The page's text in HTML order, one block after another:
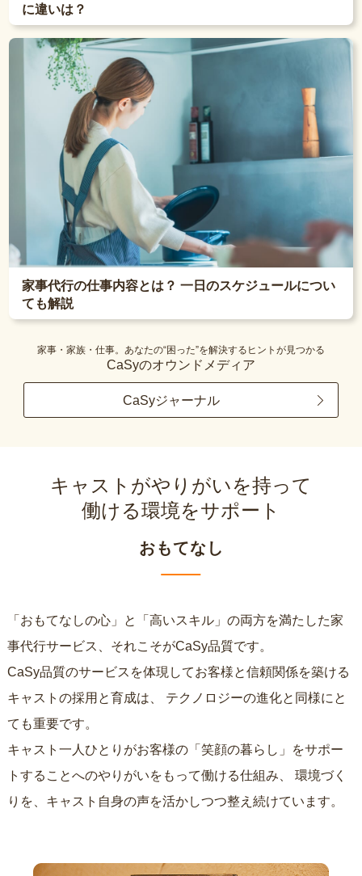
に違いは？
家事代行の仕事内容とは？ 一日のスケジュールについ
ても解説
家事・家族・仕事。あなたの“困った”を解決するヒントが見つかる
CaSyのオウンドメディア
CaSyジャーナル
キャストがやりがいを持って
働ける環境をサポート
おもてなし
「おもてなしの心」と「高いスキル」の両方を満たした家
事代行サービス、それこそがCaSy品質です。
CaSy品質のサービスを体現してお客様と信頼関係を築ける
キャストの採用と育成は、
ても重要です。
キャスト一人ひとりがお客様の「笑顔の暮らし」をサポー
トすることへのやりがいをもって働ける仕組み、
りを、キャスト自身の声を活かしつつ整え続けています。